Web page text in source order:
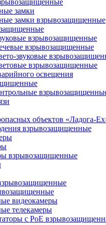
замки
замки взрывозащищенные
взрывозащищенные
взрывозащищенные
звуковые
взрывозащищенные
освещения
объектов «Ладога-
взрывозащищенные
взрывозащищенные
видеокамеры
телекамеры
с РоЕ